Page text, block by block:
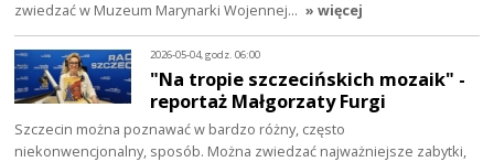
zwiedzać w Muzeum Marynarki Wojennej… » więcej
2026-05-04, godz. 06:00
"Na tropie szczecińskich mozaik" -
reportaż Małgorzaty Furgi
Szczecin można poznawać w bardzo różny, często
niekonwencjonalny, sposób. Można zwiedzać najważniejsze zabytki,